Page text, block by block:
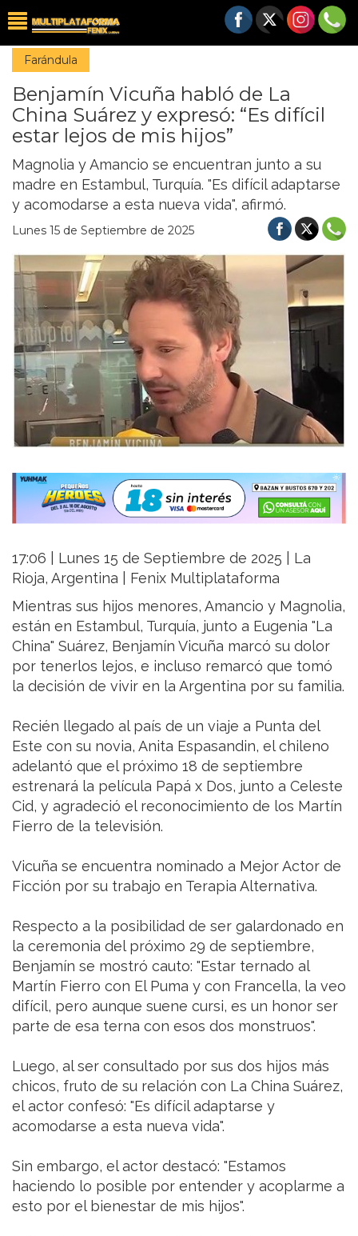
Farándula
Benjamín Vicuña habló de La
China Suárez y expresó: “Es difícil
estar lejos de mis hijos”
Magnolia y Amancio se encuentran junto a su
madre en Estambul, Turquía. "Es difícil adaptarse
y acomodarse a esta nueva vida", afirmó.
Lunes 15 de Septiembre de 2025
17:06 | Lunes 15 de Septiembre de 2025 | La
Rioja, Argentina | Fenix Multiplataforma
Mientras sus hijos menores, Amancio y Magnolia,
están en Estambul, Turquía, junto a Eugenia "La
China" Suárez, Benjamín Vicuña marcó su dolor
por tenerlos lejos, e incluso remarcó que tomó
la decisión de vivir en la Argentina por su familia.
Recién llegado al país de un viaje a Punta del
Este con su novia, Anita Espasandin, el chileno
adelantó que el próximo 18 de septiembre
estrenará la película Papá x Dos, junto a Celeste
Cid, y agradeció el reconocimiento de los Martín
Fierro de la televisión.
Vicuña se encuentra nominado a Mejor Actor de
Ficción por su trabajo en Terapia Alternativa.
Respecto a la posibilidad de ser galardonado en
la ceremonia del próximo 29 de septiembre,
Benjamín se mostró cauto: "Estar ternado al
Martín Fierro con El Puma y con Francella, la veo
difícil, pero aunque suene cursi, es un honor ser
parte de esa terna con esos dos monstruos".
Luego, al ser consultado por sus dos hijos más
chicos, fruto de su relación con La China Suárez,
el actor confesó: "Es difícil adaptarse y
acomodarse a esta nueva vida".
Sin embargo, el actor destacó: "Estamos
haciendo lo posible por entender y acoplarme a
esto por el bienestar de mis hijos".